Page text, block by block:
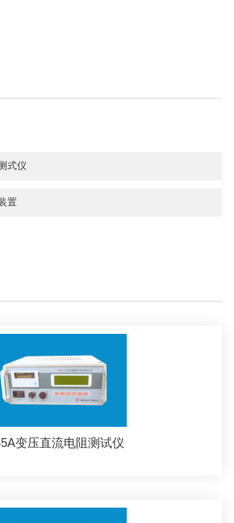
式仪
置
变压直流电阻测试仪